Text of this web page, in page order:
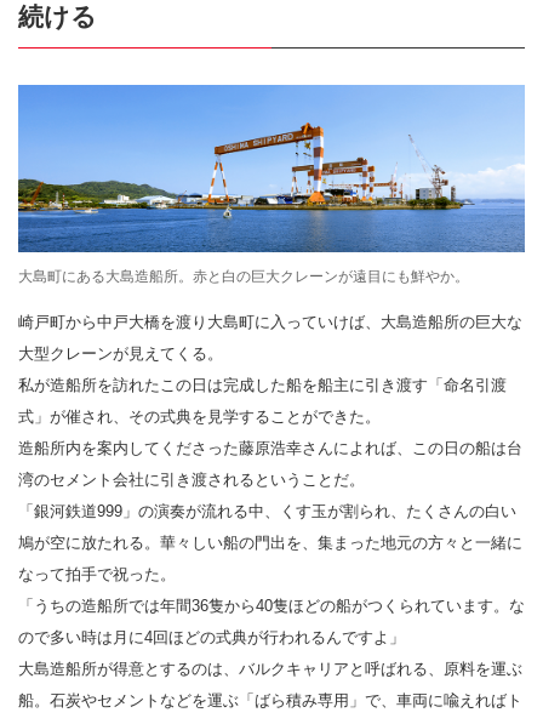
続ける
大島町にある大島造船所。赤と白の巨大クレーンが遠目にも鮮やか。
崎戸町から中戸大橋を渡り大島町に入っていけば、大島造船所の巨大な
大型クレーンが見えてくる。
私が造船所を訪れたこの日は完成した船を船主に引き渡す「命名引渡
式」が催され、その式典を見学することができた。
造船所内を案内してくださった藤原浩幸さんによれば、この日の船は台
湾のセメント会社に引き渡されるということだ。
「銀河鉄道999」の演奏が流れる中、くす玉が割られ、たくさんの白い
鳩が空に放たれる。華々しい船の門出を、集まった地元の方々と一緒に
なって拍手で祝った。
「うちの造船所では年間36隻から40隻ほどの船がつくられています。な
ので多い時は月に4回ほどの式典が行われるんですよ」
大島造船所が得意とするのは、バルクキャリアと呼ばれる、原料を運ぶ
船。石炭やセメントなどを運ぶ「ばら積み専用」で、車両に喩えればト